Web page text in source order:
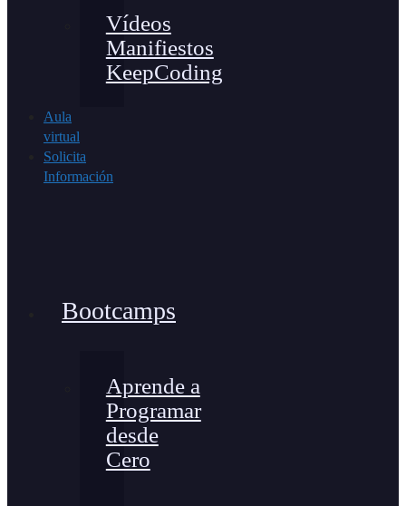
Vídeos
Manifiestos
KeepCoding
Aula
virtual
Solicita
Información
Bootcamps
Aprende a
Programar
desde
Cero